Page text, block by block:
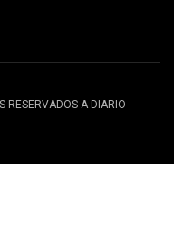
RESERVADOS A DIARIO